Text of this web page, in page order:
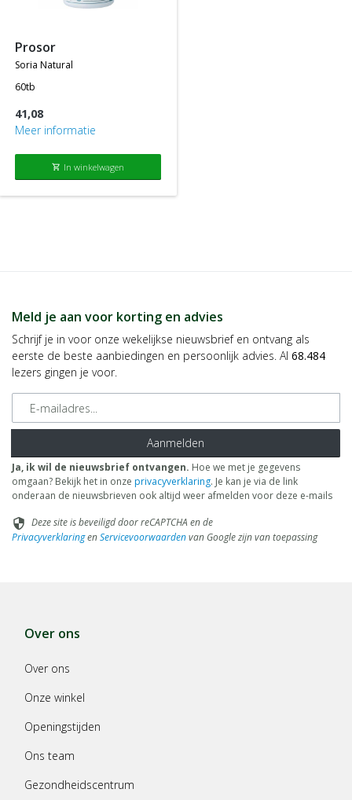
producten die tegen de normale of standaard verkoopprijs
prosor
soria natural
60tb
41,08
Meer informatie
shopping_cart In winkelwagen
Meld je aan voor korting en advies
Schrijf je in voor onze wekelijkse nieuwsbrief en ontvang als
eerste de beste aanbiedingen en persoonlijk advies. Al 68.484
lezers gingen je voor.
E-mailadres
Aanmelden
Ja, ik wil de nieuwsbrief ontvangen. Hoe we met je gegevens
omgaan? Bekijk het in onze privacyverklaring. Je kan je via de link
onderaan de nieuwsbrieven ook altijd weer afmelden voor deze e-mails
security Deze site is beveiligd door reCAPTCHA en de
PrivacyverklaringenServicevoorwaardenvan Google zijn van toepassing
Over ons
Over ons
Onze winkel
Openingstijden
Ons team
Gezondheidscentrum